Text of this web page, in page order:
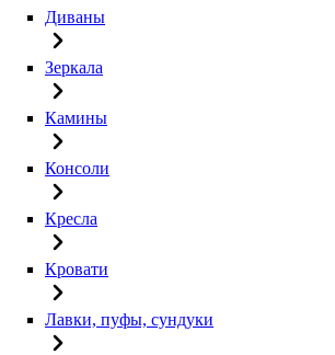
Диваны
Зеркала
Камины
Консоли
Кресла
Кровати
Лавки, пуфы, сундуки